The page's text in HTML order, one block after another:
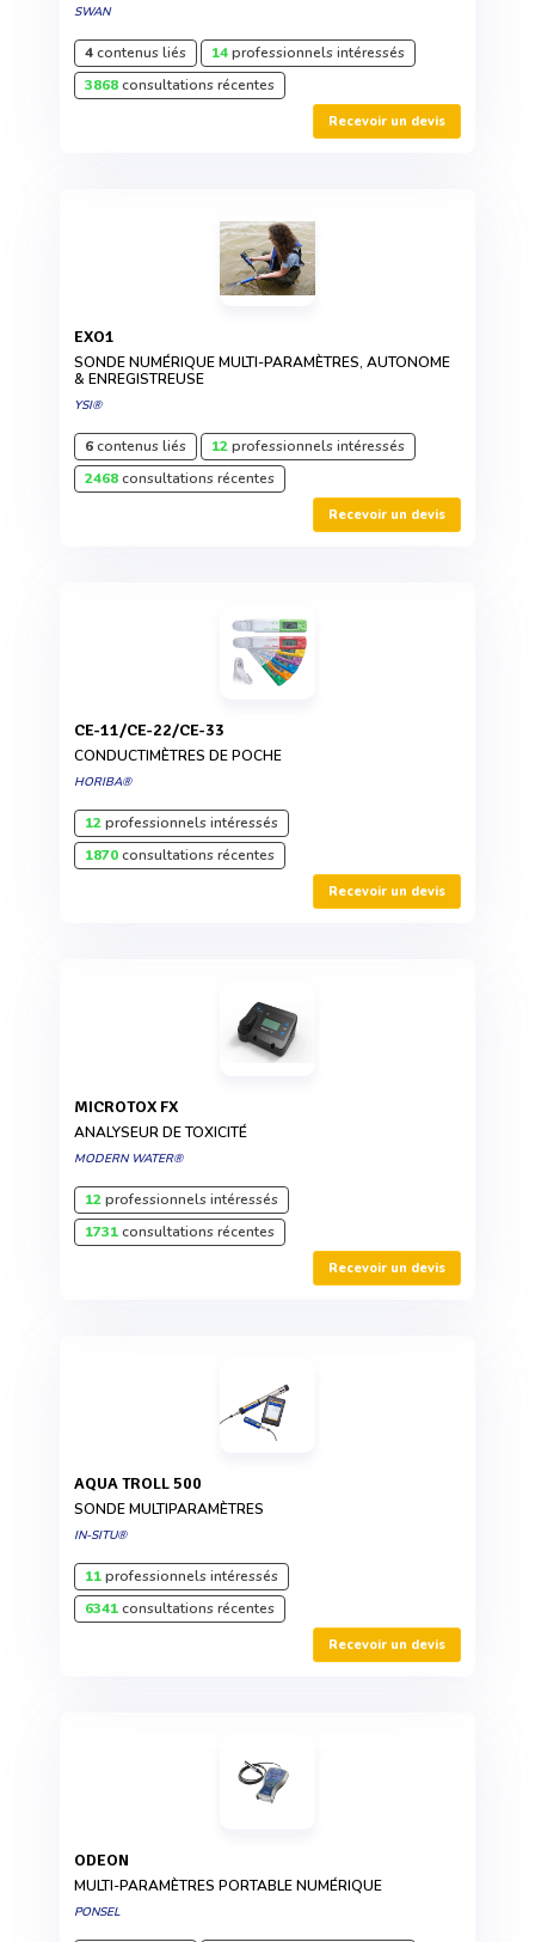
SWAN
4contenus liés 14professionnels intéressés
3868consultations récentes
Recevoir un devis
EXO1
SONDE NUMÉRIQUE MULTI-PARAMÈTRES, AUTONOME
& ENREGISTREUSE
YSI®
6contenus liés 12professionnels intéressés
2468consultations récentes
Recevoir un devis
CE-11/CE-22/CE-33
CONDUCTIMÈTRES DE POCHE
HORIBA®
12professionnels intéressés
1870consultations récentes
Recevoir un devis
MICROTOX FX
ANALYSEUR DE TOXICITÉ
MODERN WATER®
12professionnels intéressés
1731consultations récentes
Recevoir un devis
AQUA TROLL 500
SONDE MULTIPARAMÈTRES
IN-SITU®
11professionnels intéressés
6341consultations récentes
Recevoir un devis
ODEON
MULTI-PARAMÈTRES PORTABLE NUMÉRIQUE
PONSEL